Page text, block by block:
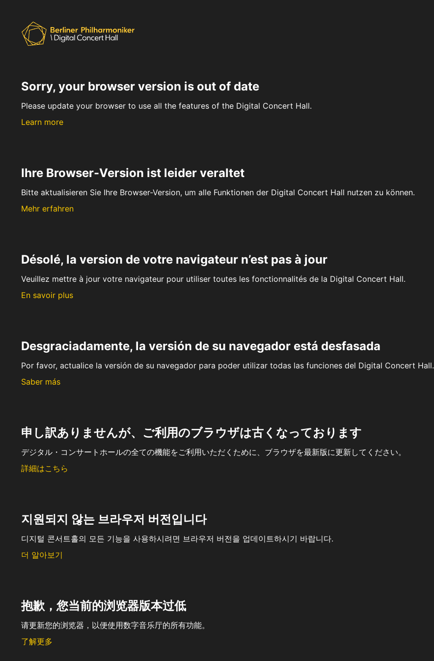
Sorry, your browser version is out of date
Please update your browser to use all the features of the Digital Concert Hall.
Learn more
Ihre Browser-Version ist leider veraltet
Bitte aktualisieren Sie Ihre Browser-Version, um alle Funktionen der Digital Concert Hall nutzen zu können.
Mehr erfahren
Désolé, la version de votre navigateur n’est pas à jour
Veuillez mettre à jour votre navigateur pour utiliser toutes les fonctionnalités de la Digital Concert Hall.
En savoir plus
Desgraciadamente, la versión de su navegador está desfasada
Por favor, actualice la versión de su navegador para poder utilizar todas las funciones del Digital Concert Hall.
Saber más
申し訳ありませんが、ご利用のブラウザは古くなっております
デジタル・コンサートホールの全ての機能をご利用いただくために、ブラウザを最新版に更新してください。
詳細はこちら
지원되지 않는 브라우저 버전입니다
디지털 콘서트홀의 모든 기능을 사용하시려면 브라우저 버전을 업데이트하시기 바랍니다.
더 알아보기
抱歉，您当前的浏览器版本过低
请更新您的浏览器，以便使用数字音乐厅的所有功能。
了解更多